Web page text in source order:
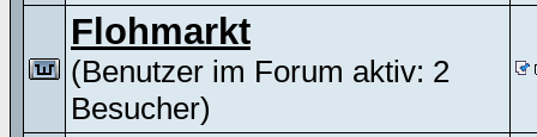
Flohmarkt
(Benutzer im Forum aktiv: 2
Besucher)